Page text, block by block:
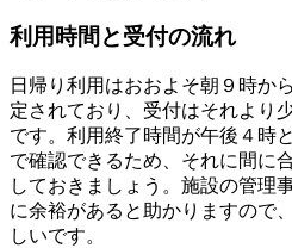
利用時間と受付の流れ
日帰り利用はおおよそ朝９時か
定されており、受付はそれより
です。利用終了時間が午後４時
で確認できるため、それに間に
しておきましょう。施設の管理
に余裕があると助かりますので
しいです。